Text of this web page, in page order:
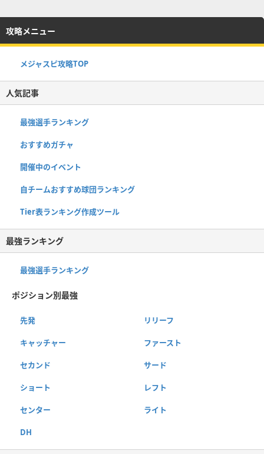
攻略メニュー
メジャスピ攻略TOP
人気記事
最強選手ランキング
おすすめガチャ
開催中のイベント
自チームおすすめ球団ランキング
Tier表ランキング作成ツール
最強ランキング
最強選手ランキング
ポジション別最強
先発 リリーフ
キャッチャー ファースト
セカンド サード
ショート レフト
センター ライト
DH